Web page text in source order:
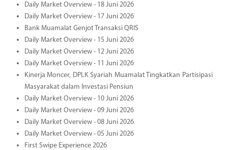
Daily Market Overview - 18 Juni 2026
Daily Market Overview - 17 Juni 2026
Bank Muamalat Genjot Transaksi QRIS
Daily Market Overview - 15 Juni 2026
Daily Market Overview - 12 Juni 2026
Daily Market Overview - 11 Juni 2026
Kinerja Moncer, DPLK Syariah Muamalat Tingkatkan Partisipasi
Masyarakat dalam Investasi Pensiun
Daily Market Overview - 10 Juni 2026
Daily Market Overview - 09 Juni 2026
Daily Market Overview - 08 Juni 2026
Daily Market Overview - 05 Juni 2026
First Swipe Experience 2026